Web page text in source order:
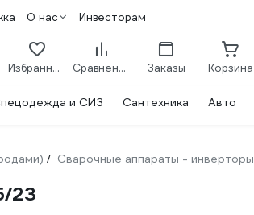
О нас Инвесторам
Избранное Сравнение Заказы Корзина
и СИЗ Сантехника Авто
/ Сварочные аппараты - инверторы
23